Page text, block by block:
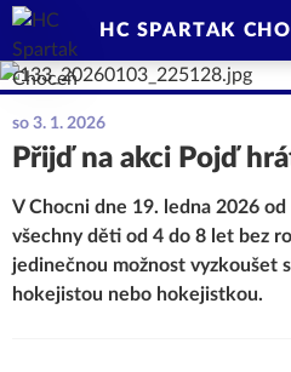
HC SPARTAK
so 3. 1. 2026
Přijď na akci Pojď
V Chocni dne 19. ledna 2026
všechny děti od 4 do 8 let bez
jedinečnou možnost vyzkoušet
hokejistou nebo hokejistkou.